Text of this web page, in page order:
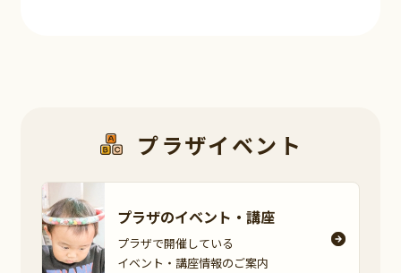
プラザイベント
プラザのイベント・ 講座
プラザで開催している
イベント・講座情報のご案内